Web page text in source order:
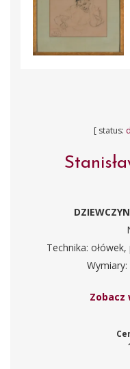
[ status:
Technika:
Zobacz